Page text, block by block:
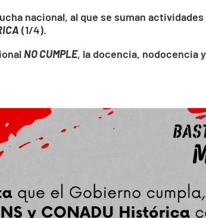
nacional, al que se suman
(1/4).
NO CUMPLE, la docencia, nodocencia